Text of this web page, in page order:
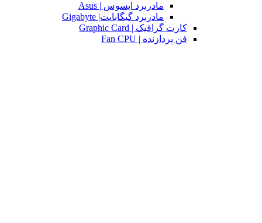
مادربرد ایسوس | Asus
مادربرد گیگابایت| Gigabyte
کارت گرافیک | Graphic Card
فن پردازنده | Fan CPU